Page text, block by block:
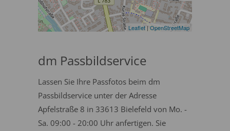
Leaflet | OpenStreetMap
dm Passbildservice
Lassen Sie Ihre Passfotos beim dm
Passbildservice unter der Adresse
Apfelstraße 8 in 33613 Bielefeld von Mo. -
Sa. 09:00 - 20:00 Uhr anfertigen. Sie